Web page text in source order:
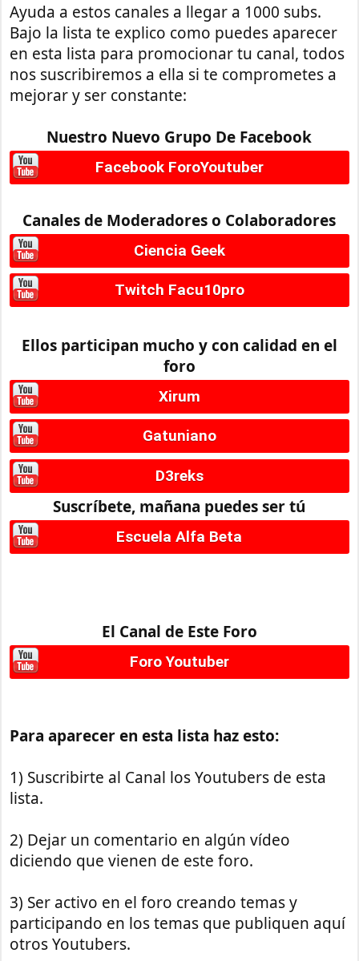
Ayuda a estos canales a llegar a 1000 subs.
Bajo la lista te explico como puedes aparecer
en esta lista para promocionar tu canal, todos
nos suscribiremos a ella si te comprometes a
mejorar y ser constante:
Nuestro Nuevo Grupo De Facebook
Facebook ForoYoutuber
Canales de Moderadores o Colaboradores
Ciencia Geek
Twitch Facu10pro
Ellos participan mucho y con calidad en el
foro
Xirum
Gatuniano
D3reks
Suscríbete, mañana puedes ser tú
Escuela Alfa Beta
El Canal de Este Foro
Foro Youtuber
Para aparecer en esta lista haz esto:
1) Suscribirte al Canal los Youtubers de esta
lista.
2) Dejar un comentario en algún vídeo
diciendo que vienen de este foro.
3) Ser activo en el foro creando temas y
participando en los temas que publiquen aquí
otros Youtubers.